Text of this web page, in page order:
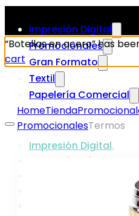
Impresión Digital
Promocionales
Gran Formato
Textil
Papelería Comercial
Impresión Digital
Promocionales
Papelería Comercial
“Botellas en acero” has
cart
HomeTienda
PromocionalesTermos